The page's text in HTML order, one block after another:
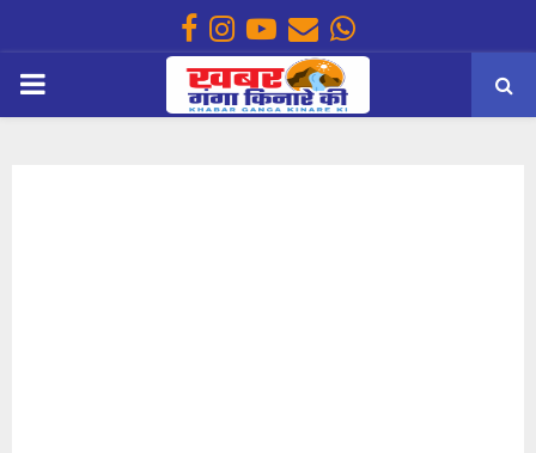
Facebook
Instagram
Youtube
EmailWhatsapp
PRIMARY